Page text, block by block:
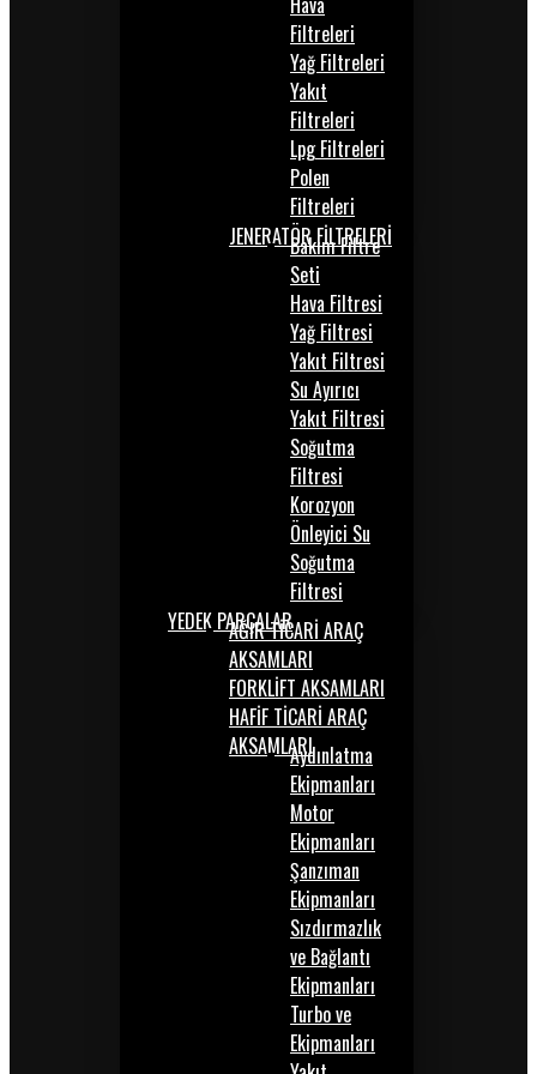
Filtreleri
Yağ Filtreleri
Yakıt
Filtreleri
Lpg Filtreleri
Polen
Filtreleri
JENERATÖR FİLTRELERİ
Bakım Filtre
Seti
Hava Filtresi
Yağ Filtresi
Yakıt Filtresi
Su Ayırıcı
Yakıt Filtresi
Soğutma
Filtresi
Korozyon
Önleyici Su
Soğutma
Filtresi
YEDEK PARÇALARAĞIR TİCARİ ARAÇ
AKSAMLARI
FORKLİFT AKSAMLARI
HAFİF TİCARİ ARAÇ
AKSAMLARIAydınlatma
Ekipmanları
Motor
Ekipmanları
Şanzıman
Ekipmanları
Sızdırmazlık
ve Bağlantı
Ekipmanları
Turbo ve
Ekipmanları